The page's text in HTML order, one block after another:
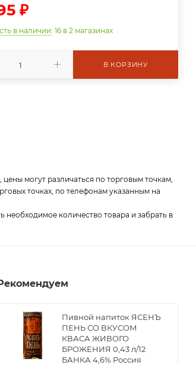
₽
в наличии: 16 в 2 магазинах
В КОРЗИНУ
могут различаться по торговым точкам,
точках, по телефонам указанным на
необходимое количество товара и забрать в
Пивной напиток ЯСЕНЪ
ПЕНЬ СО ВКУСОМ
КВАСА ЖИВОГО
БРОЖЕНИЯ 0,43 л/12
БАНКА 4,6% Россия